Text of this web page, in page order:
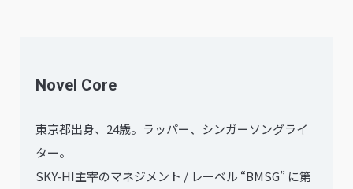
Novel Core
東京都出身、24歳。ラッパー、シンガーソングライ
ター。
SKY-HI主宰のマネジメント / レーベル “BMSG” に第